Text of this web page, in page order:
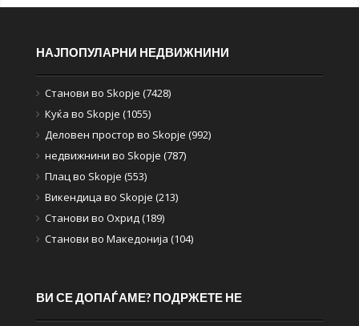
НАЈПОПУЛАРНИ НЕДВИЖНИНИ
Станови во Skopje (7428)
Куќа во Skopje (1055)
Деловен простор во Skopje (992)
недвижнини во Skopje (787)
Плац во Skopje (553)
Викендица во Skopje (213)
Станови во Охрид (189)
Станови во Македонија (104)
ВИ СЕ ДОПАЃАМЕ? ПОДРЖЕТЕ НЕ